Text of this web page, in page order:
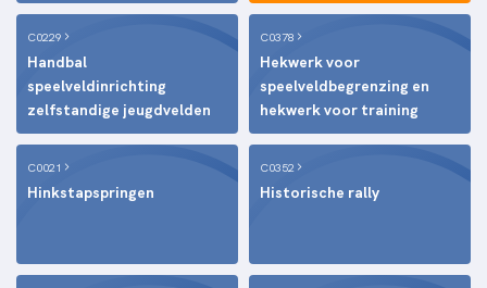
C0229
Handbal
speelveldinrichting
zelfstandige jeugdvelden
C0378
Hekwerk voor
speelveldbegrenzing en
hekwerk voor training
C0021
Hinkstapspringen
C0352
Historische rally